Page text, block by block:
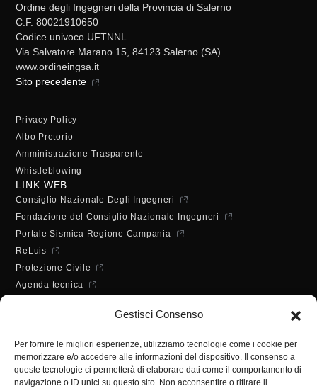
Gestisci Consenso
Per fornire le migliori esperienze, utilizziamo tecnologie come i cookie per
memorizzare e/o accedere alle informazioni del dispositivo. Il consenso a
queste tecnologie ci permetterà di elaborare dati come il comportamento di
navigazione o ID unici su questo sito. Non acconsentire o ritirare il
Ordine degli Ingegneri della Provincia di Salerno
C.F. 80021910650
Codice univoco UFTNNL
Via Salvatore Marano 15, 84123 Salerno (SA)
www.ordineingsa.it
Sito precedente
Privacy Policy
Albo Pretorio
Amministrazione Trasparente
Whistleblowing
LINK WEB
Consiglio Nazionale Degli Ingegneri
Fondazione del Consiglio Nazionale Ingegneri
Portale Sismica Regione Campania
ReLuis
Protezione Civile
Agenda tecnica
ORARI DI APERTURA
10:00 - 12:00
Martedì - Giovedì:
10:00 - 12:00 / 14:30 - 16:30